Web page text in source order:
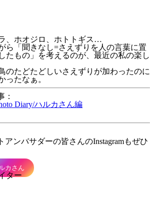
、ホオジロ、ホトトギス…
ら
「聞きなし=さえずりを人の言葉に置
たもの」
を考えるのが、最近の私の楽し
のたどたどしいさえずりが加わったのに
ったなぁ。
：
Diary/ハルカさん編
アンバサダーの皆さんのInstagramもぜひ
カさん
ター